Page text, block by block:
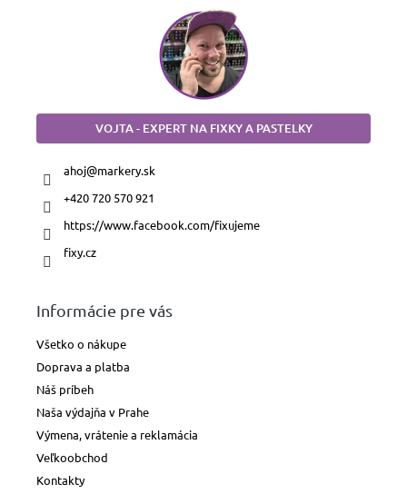
VOJTA - EXPERT NA FIXKY A PASTELKY
ahoj@markery.sk
+420 720 570 921
https://www.facebook.com/fixujeme
fixy.cz
Informácie pre vás
Všetko o nákupe
Doprava a platba
Náš príbeh
Naša výdajňa v Prahe
Výmena, vrátenie a reklamácia
Veľkoobchod
Kontakty